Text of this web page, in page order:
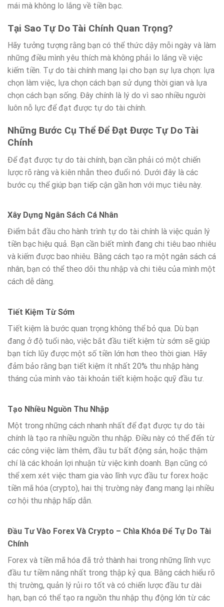
mái mà không lo lắng về tiền bạc.
Tại Sao Tự Do Tài Chính Quan Trọng?
Hãy tưởng tượng rằng bạn có thể thức dậy mỗi ngày và làm
những điều mình yêu thích mà không phải lo lắng về việc
kiếm tiền. Tự do tài chính mang lại cho bạn sự lựa chọn: lựa
chọn làm việc, lựa chọn cách bạn sử dụng thời gian và lựa
chọn cách bạn sống. Đây chính là lý do vì sao nhiều người
luôn nỗ lực để đạt được tự do tài chính.
Những Bước Cụ Thể Để Đạt Được Tự Do Tài
Chính
Để đạt được tự do tài chính, bạn cần phải có một chiến
lược rõ ràng và kiên nhẫn theo đuổi nó. Dưới đây là các
bước cụ thể giúp bạn tiếp cận gần hơn với mục tiêu này.
Xây Dựng Ngân Sách Cá Nhân
Điểm bắt đầu cho hành trình tự do tài chính là việc quản lý
tiền bạc hiệu quả. Bạn cần biết mình đang chi tiêu bao nhiêu
và kiếm được bao nhiêu. Bằng cách tạo ra một ngân sách cá
nhân, bạn có thể theo dõi thu nhập và chi tiêu của mình một
cách dễ dàng.
Tiết Kiệm Từ Sớm
Tiết kiệm là bước quan trọng không thể bỏ qua. Dù bạn
đang ở độ tuổi nào, việc bắt đầu tiết kiệm từ sớm sẽ giúp
bạn tích lũy được một số tiền lớn hơn theo thời gian. Hãy
đảm bảo rằng bạn tiết kiệm ít nhất 20% thu nhập hàng
tháng của mình vào tài khoản tiết kiệm hoặc quỹ đầu tư.
Tạo Nhiều Nguồn Thu Nhập
Một trong những cách nhanh nhất để đạt được tự do tài
chính là tạo ra nhiều nguồn thu nhập. Điều này có thể đến từ
các công việc làm thêm, đầu tư bất động sản, hoặc thậm
chí là các khoản lợi nhuận từ việc kinh doanh. Bạn cũng có
thể xem xét việc tham gia vào lĩnh vực đầu tư forex hoặc
tiền mã hóa (crypto), hai thị trường này đang mang lại nhiều
cơ hội thu nhập hấp dẫn.
Đầu Tư Vào Forex Và Crypto – Chìa Khóa Để Tự Do Tài
Chính
Forex và tiền mã hóa đã trở thành hai trong những lĩnh vực
đầu tư tiềm năng nhất trong thập kỷ qua. Bằng cách hiểu rõ
thị trường, quản lý rủi ro tốt và có chiến lược đầu tư dài
hạn, bạn có thể tạo ra nguồn thu nhập thụ động lớn từ các